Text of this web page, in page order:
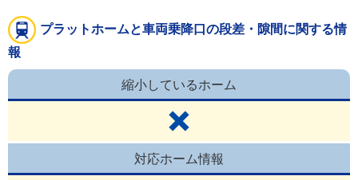
プラットホームと車両乗降口の段差・隙間に関する情
報
縮小しているホーム
対応ホーム情報